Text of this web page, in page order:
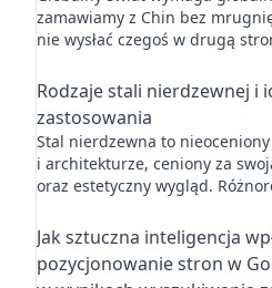
zamawiamy z Chin bez
nie wysłać czegoś w drugą
Rodzaje stali nierdzewnej i
zastosowania
Stal nierdzewna to
i architekturze, ceniony za
oraz estetyczny wygląd.
Jak sztuczna inteligencja
pozycjonowanie stron w